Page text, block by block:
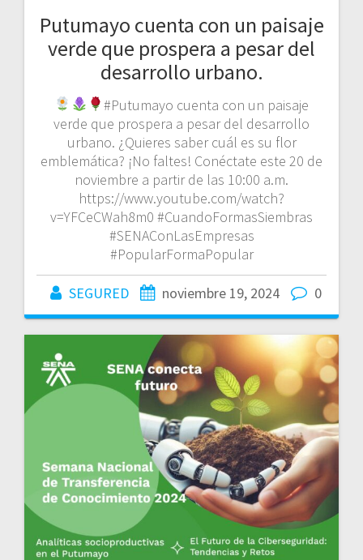
Putumayo cuenta con un paisaje
verde que prospera a pesar del
desarrollo urbano.
#Putumayo cuenta con un paisaje
verde que prospera a pesar del desarrollo
urbano. ¿Quieres saber cuál es su flor
emblemática? ¡No faltes! Conéctate este 20 de
noviembre a partir de las 10:00 a.m.
https://www.youtube.com/watch?
v=YFCeCWah8m0 #CuandoFormasSiembras
#SENAConLasEmpresas
#PopularFormaPopular
SEGURED noviembre 19, 2024 0